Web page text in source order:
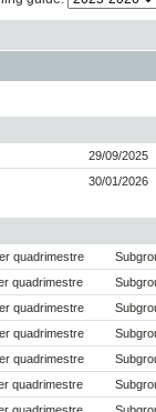
29/09/2025
30/01/2026
quadrimestre
quadrimestre
quadrimestre
quadrimestre
quadrimestre
quadrimestre